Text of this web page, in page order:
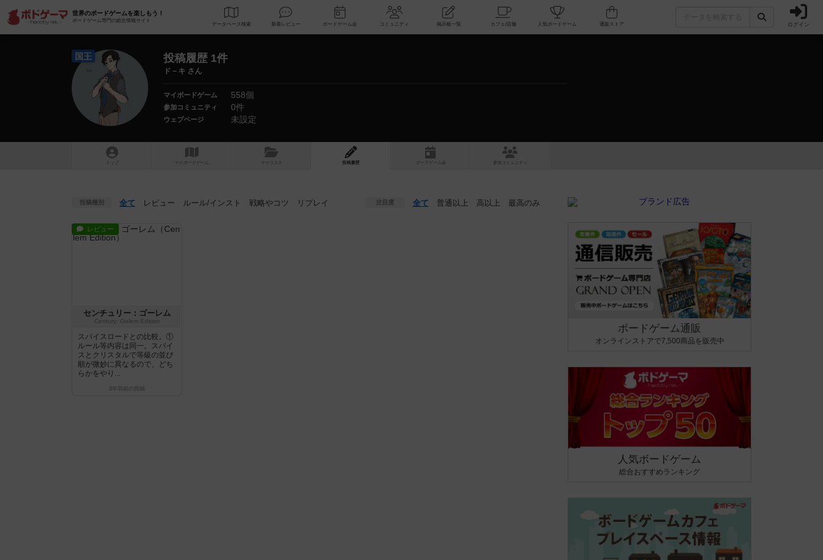
世界のボードゲームを楽しもう！
ボードゲーム専門の総合情報サイト
データベース 検索 新着レビュー ボードゲーム会 コミュニティ 掲示板一覧 カフェ/店舗 人気ボードゲーム ログイン
国王 投稿履歴 1件
ド－キ さん
マイボードゲーム 558個
参加コミュニティ 0件
ウェブページ 未設定
トップ マイボードゲーム マイリスト 投稿履歴 ボ ドゲ ーム コミュニティ
投稿種別 全て レビュー ルール/インスト 戦略やコツ リプレイ 注目度 全て 普通以上 高以上 最高のみ
レビュー
センチュリー：ゴーレム
Century: Golem Edition
スパイスロードとの比較。①
ルール等内容は同一。スパイ
スとクリスタルで等級の並び
順が微妙に異なるので、どち
らかをやり...
8年弱前 の投稿
ボードゲーム通販
オンラインストアで7,500商品を販売中
人気ボードゲーム
総合おすすめランキング